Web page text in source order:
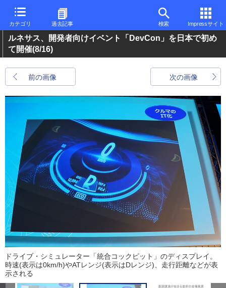
カテゴリ 過去記事 検索 Impressサイト
ルネサス、開発者向けイベント「DevCon」を日本で初め
て開催(8/16)
前の画像 次の画像
ドライブ・シミュレーター「統合コックピット」のディスプレイ。
時速(表示は0km/h)やATレンジ(表示はDレンジ)、走行距離などが表
示される